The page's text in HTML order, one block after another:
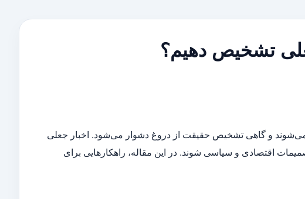
تشخیص دهیم؟
و گاهی تشخیص حقیقت از دروغ دشوار می‌شود. اخبار جعلی
اقتصادی و سیاسی شوند. در این مقاله، راهکارهایی برای